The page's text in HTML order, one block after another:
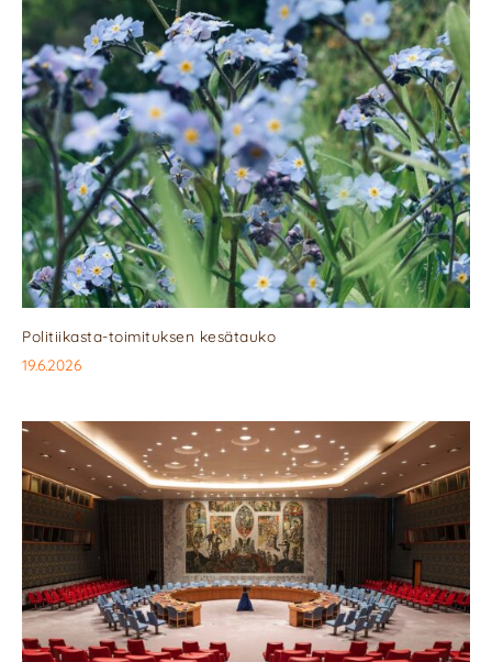
Politiikasta-toimituksen kesätauko
19.6.2026